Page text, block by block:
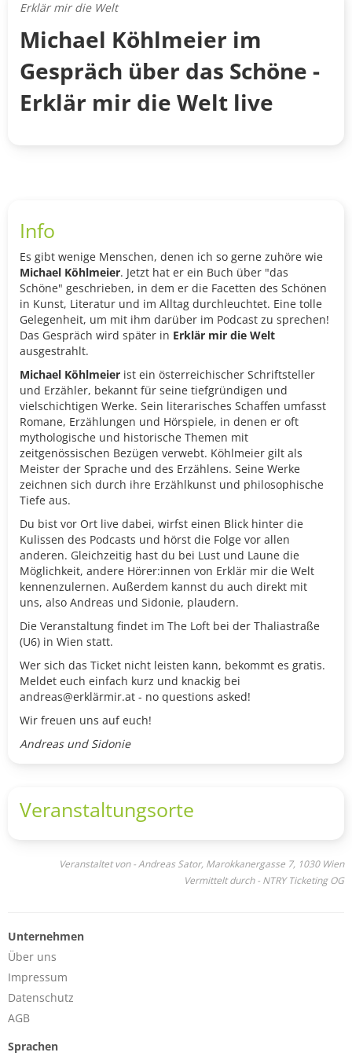
Erklär mir die Welt
Michael Köhlmeier im
Gespräch über das Schöne -
Erklär mir die Welt live
Info
Es gibt wenige Menschen, denen ich so gerne zuhöre wie
Michael Köhlmeier. Jetzt hat er ein Buch über "das
Schöne" geschrieben, in dem er die Facetten des Schönen
in Kunst, Literatur und im Alltag durchleuchtet. Eine tolle
Gelegenheit, um mit ihm darüber im Podcast zu sprechen!
Das Gespräch wird später in Erklär mir die Welt
ausgestrahlt.
Michael Köhlmeier ist ein österreichischer Schriftsteller
und Erzähler, bekannt für seine tiefgründigen und
vielschichtigen Werke. Sein literarisches Schaffen umfasst
Romane, Erzählungen und Hörspiele, in denen er oft
mythologische und historische Themen mit
zeitgenössischen Bezügen verwebt. Köhlmeier gilt als
Meister der Sprache und des Erzählens. Seine Werke
zeichnen sich durch ihre Erzählkunst und philosophische
Tiefe aus.
Du bist vor Ort live dabei, wirfst einen Blick hinter die
Kulissen des Podcasts und hörst die Folge vor allen
anderen. Gleichzeitig hast du bei Lust und Laune die
Möglichkeit, andere Hörer:innen von Erklär mir die Welt
kennenzulernen. Außerdem kannst du auch direkt mit
uns, also Andreas und Sidonie, plaudern.
Die Veranstaltung findet im The Loft bei der Thaliastraße
(U6) in Wien statt.
Wer sich das Ticket nicht leisten kann, bekommt es gratis.
Meldet euch einfach kurz und knackig bei
andreas@erklärmir.at - no questions asked!
Wir freuen uns auf euch!
Andreas und Sidonie
Veranstaltungsorte
Veranstaltet von - Andreas Sator, Marokkanergasse 7, 1030 Wien
Vermittelt durch - NTRY Ticketing OG
Unternehmen
Über uns
Impressum
Datenschutz
AGB
Sprachen